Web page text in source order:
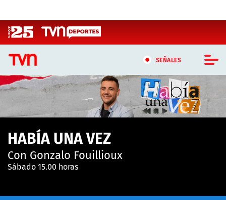
SEÑALES
CASTING MASTERCHEF CHILE
CASTING TVN VERTICAL
TVN VERTICAL
TVN PLAY
HABÍA UNA VEZ
Con Gonzalo Fouillioux
Sábado 15.00 horas